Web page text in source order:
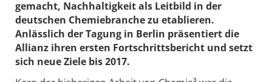
gemacht, Nachhaltigkeit als Leitbild in der
deutschen Chemiebranche zu etablieren.
Anlässlich der Tagung in Berlin präsentiert die
Allianz ihren ersten Fortschrittsbericht und setzt
sich neue Ziele bis 2017.